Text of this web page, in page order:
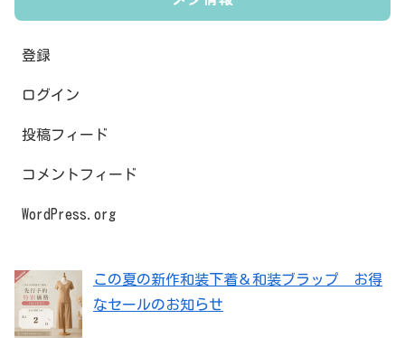
登録
ログイン
投稿フィード
コメントフィード
WordPress.org
この夏の新作和装下着＆和装ブラップ お得
なセールのお知らせ